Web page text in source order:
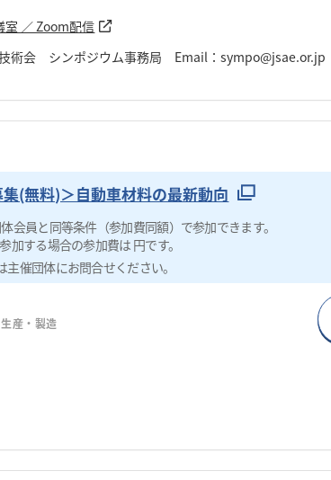
室 ／ Zoom配信
技術会 シンポジウム事務局 Email：sympo@jsae.or.jp
(無料)＞自動車材料の最新動向
会員と同等条件（参加費同額）で参加できます。
加する場合の参加費は 円です。
催団体にお問合せください。
産・製造